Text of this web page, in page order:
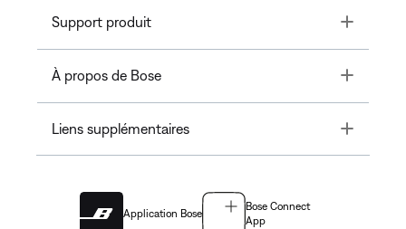
Support produit Toggle
À propos de Bose Toggle
Liens supplémentaires Toggle
Application Bose
Bose Connect
App